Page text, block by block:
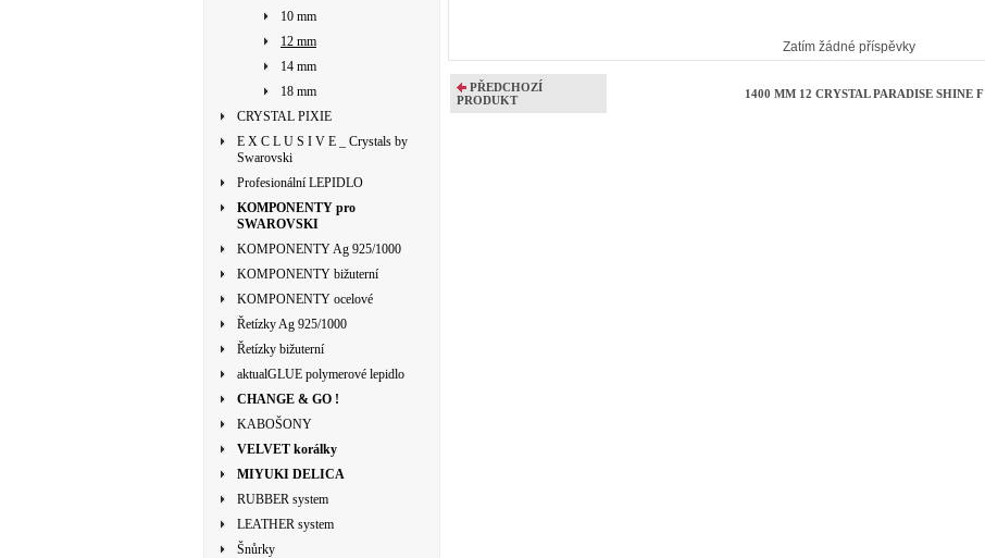
10 mm
12 mm
14 mm
18 mm
CRYSTAL PIXIE
E X C L U S I V E _ Crystals by
Swarovski
Profesionální LEPIDLO
KOMPONENTY pro
SWAROVSKI
KOMPONENTY Ag 925/1000
KOMPONENTY bižuterní
KOMPONENTY ocelové
Řetízky Ag 925/1000
Řetízky bižuterní
aktualGLUE polymerové lepidlo
CHANGE & GO !
KABOŠONY
VELVET korálky
MIYUKI DELICA
RUBBER system
LEATHER system
Šnůrky
Zatím žádné příspěvky
PŘEDCHOZÍ
PRODUKT
1400 MM 12 CRYSTAL PARADISE SHINE F